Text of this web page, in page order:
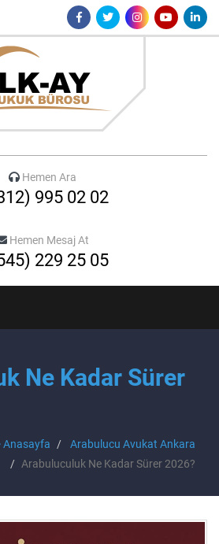
Hemen Ara
995 02 02
Hemen Mesaj At
229 25 05
Ne Kadar Sürer
Anasayfa
Arabulucu Avukat Ankara
Arabuluculuk Ne Kadar Sürer 2026?